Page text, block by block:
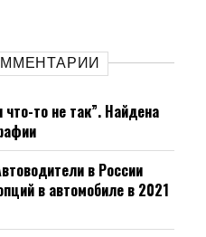
то не так”. Найдена
в России
в автомобиле в 2021